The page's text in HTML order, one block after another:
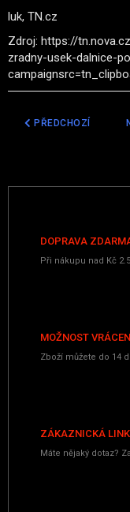
luk, TN.cz
Zdroj: https://
zradny-usek-dalnice-
PŘEDCHOZÍ ČLÁNEK:
PŘEDCHOZÍ
DOPRAVA
Při nákupu nad Kč
MOŽNOST
Zboží můžete do 14
ZÁKAZNICKÁ
Máte nějaký dotaz?